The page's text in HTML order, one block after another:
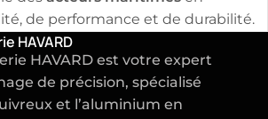
de performance et de durabilité.
HAVARD
HAVARD est votre expert
de précision, spécialisé
et l’aluminium en